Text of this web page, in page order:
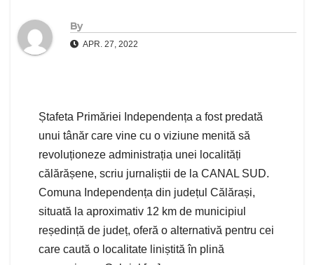
By
APR. 27, 2022
Ștafeta Primăriei Independența a fost predată
unui tânăr care vine cu o viziune menită să
revoluționeze administrația unei localități
călărășene, scriu jurnaliștii de la CANAL SUD.
Comuna Independența din județul Călărași,
situată la aproximativ 12 km de municipiul
reședință de județ, oferă o alternativă pentru cei
care caută o localitate liniștită în plină